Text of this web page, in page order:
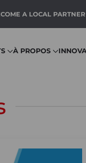
A LOCAL PARTNER
À PROPOS